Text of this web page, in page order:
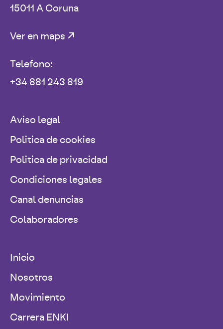
15011 A Coruna
Ver en maps
Telefono:
+34 881 243 819
Aviso legal
Politica de cookies
Politica de privacidad
Condiciones legales
Canal denuncias
Colaboradores
Inicio
Nosotros
Movimiento
Carrera ENKI